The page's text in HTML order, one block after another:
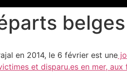
en 2014, le 6 février est une
et disparu.es en mer,